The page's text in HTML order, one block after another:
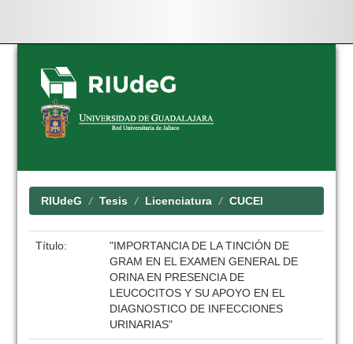
Skip
navigation
RIUdeG Tesis Licenciatura CUCEI
Título:
"IMPORTANCIA DE LA TINCIÓN DE
GRAM EN EL EXAMEN GENERAL DE
ORINA EN PRESENCIA DE
LEUCOCITOS Y SU APOYO EN EL
DIAGNOSTICO DE INFECCIONES
URINARIAS"